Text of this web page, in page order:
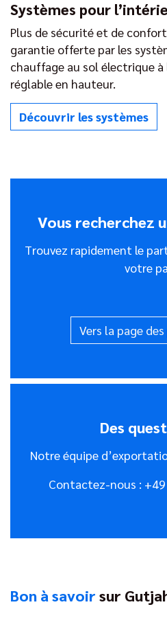
Systèmes pour
Plus de sécurité et de
garantie offerte par les
chauffage au sol électrique
réglable en hauteur.
Découvrir les systèmes
Vous recherchez
Trouvez rapidement le
votre
Vers la page
Des
Notre équipe
Contactez-nous :
Bon à savoir sur